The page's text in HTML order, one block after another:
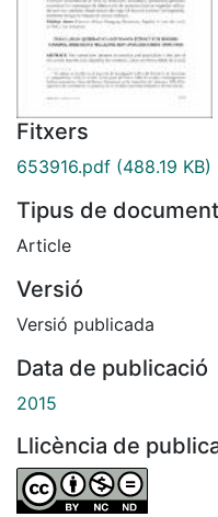
Fitxers
653916.pdf (488.19 KB)
Tipus de document
Article
Versió
Versió publicada
Data de publicació
2015
Llicència de